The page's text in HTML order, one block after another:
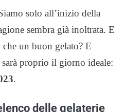
solo all’inizio della
sembra già inoltrata. E
un buon gelato? E
sarà proprio il giorno ideale:
.
delle gelaterie